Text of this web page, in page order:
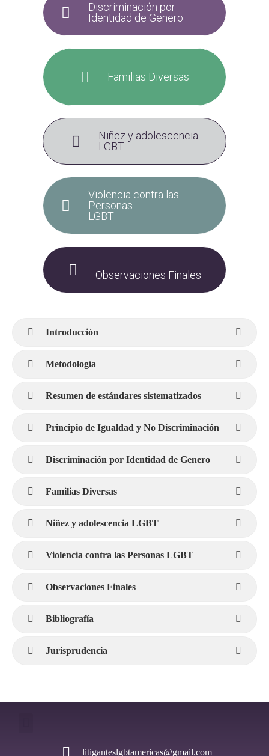
Discriminación por
Identidad de Genero
Familias Diversas
Niñez y adolescencia
LGBT
Violencia contra las
Personas
LGBT
Observaciones Finales
Introducción
Metodología
Resumen de estándares sistematizados
Principio de Igualdad y No Discriminación
Discriminación por Identidad de Genero
Familias Diversas
Niñez y adolescencia LGBT
Violencia contra las Personas LGBT
Observaciones Finales
Bibliografía
Jurisprudencia
litiganteslgbtamericas@gmail.com